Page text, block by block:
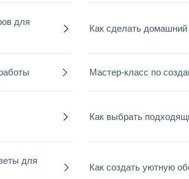
для
Как сделать
Мастер-класс по
Как выбрать
для
Как создать уютную